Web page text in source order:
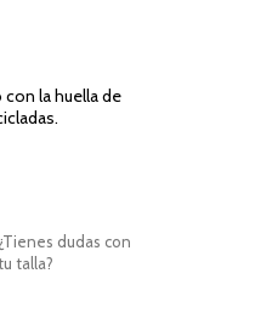
la huella de
¿Tienes dudas con
talla?